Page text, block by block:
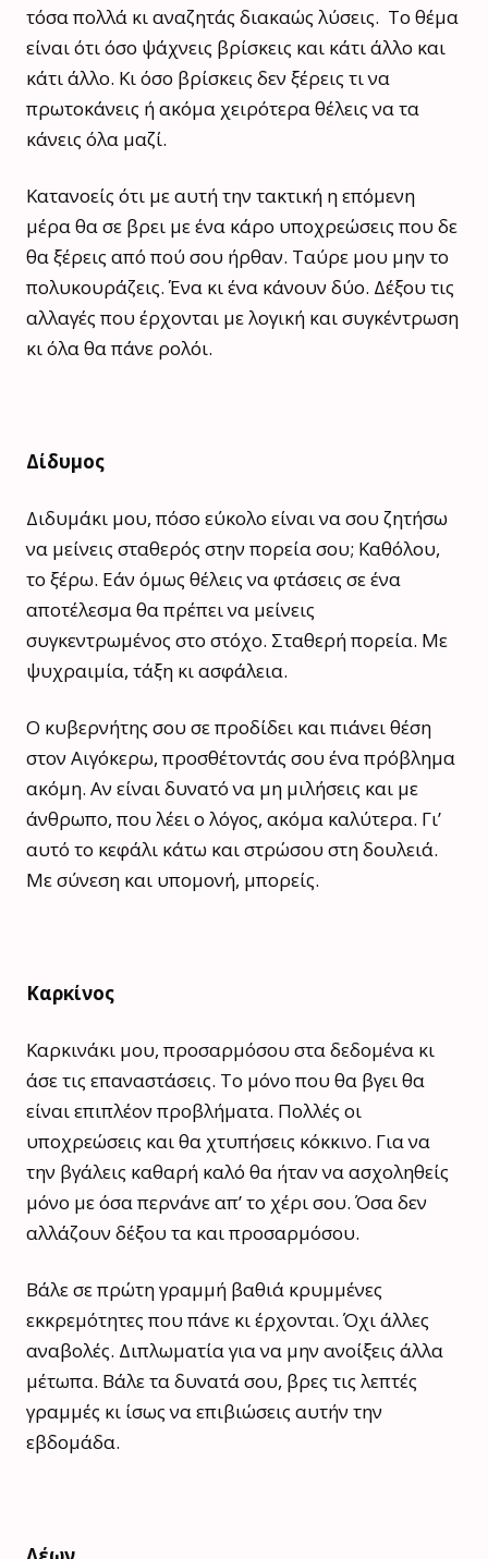
τόσα πολλά κι αναζητάς διακαώς λύσεις. Το θέμα
είναι ότι όσο ψάχνεις βρίσκεις και κάτι άλλο και
κάτι άλλο. Κι όσο βρίσκεις δεν ξέρεις τι να
πρωτοκάνεις ή ακόμα χειρότερα θέλεις να τα
κάνεις όλα μαζί.
Κατανοείς ότι με αυτή την τακτική η επόμενη
μέρα θα σε βρει με ένα κάρο υποχρεώσεις που δε
θα ξέρεις από πού σου ήρθαν. Ταύρε μου μην το
πολυκουράζεις. Ένα κι ένα κάνουν δύο. Δέξου τις
αλλαγές που έρχονται με λογική και συγκέντρωση
κι όλα θα πάνε ρολόι.
Δίδυμος
Διδυμάκι μου, πόσο εύκολο είναι να σου ζητήσω
να μείνεις σταθερός στην πορεία σου; Καθόλου,
το ξέρω. Εάν όμως θέλεις να φτάσεις σε ένα
αποτέλεσμα θα πρέπει να μείνεις
συγκεντρωμένος στο στόχο. Σταθερή πορεία. Με
ψυχραιμία, τάξη κι ασφάλεια.
Ο κυβερνήτης σου σε προδίδει και πιάνει θέση
στον Αιγόκερω, προσθέτοντάς σου ένα πρόβλημα
ακόμη. Αν είναι δυνατό να μη μιλήσεις και με
άνθρωπο, που λέει ο λόγος, ακόμα καλύτερα. Γι’
αυτό το κεφάλι κάτω και στρώσου στη δουλειά.
Με σύνεση και υπομονή, μπορείς.
Καρκίνος
Καρκινάκι μου, προσαρμόσου στα δεδομένα κι
άσε τις επαναστάσεις. Το μόνο που θα βγει θα
είναι επιπλέον προβλήματα. Πολλές οι
υποχρεώσεις και θα χτυπήσεις κόκκινο. Για να
την βγάλεις καθαρή καλό θα ήταν να ασχοληθείς
μόνο με όσα περνάνε απ’ το χέρι σου. Όσα δεν
αλλάζουν δέξου τα και προσαρμόσου.
Βάλε σε πρώτη γραμμή βαθιά κρυμμένες
εκκρεμότητες που πάνε κι έρχονται. Όχι άλλες
αναβολές. Διπλωματία για να μην ανοίξεις άλλα
μέτωπα. Βάλε τα δυνατά σου, βρες τις λεπτές
γραμμές κι ίσως να επιβιώσεις αυτήν την
εβδομάδα.